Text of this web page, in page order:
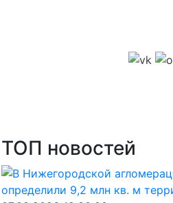
ТОП новостей